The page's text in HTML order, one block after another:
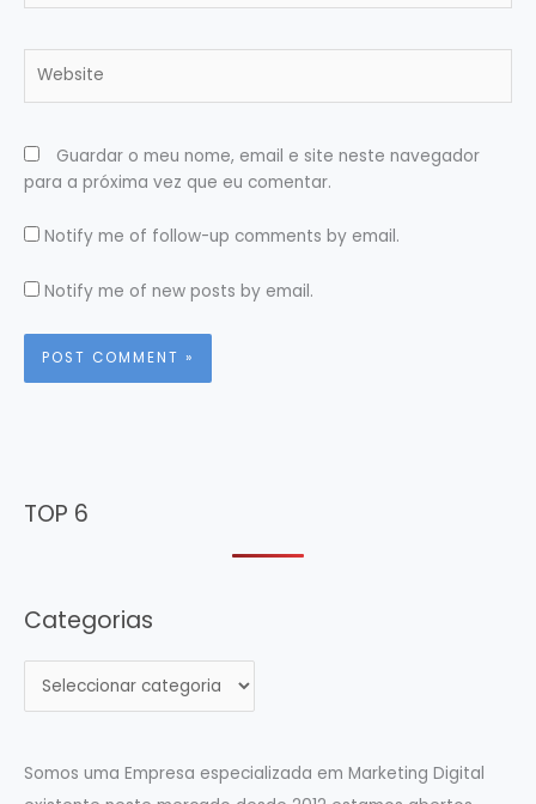
Guardar o meu nome, email e site neste navegador
para a próxima vez que eu comentar.
Notify me of follow-up comments by email.
Notify me of new posts by email.
TOP 6
Categorias
a
e
Somos uma Empresa especializada em Marketing Digital